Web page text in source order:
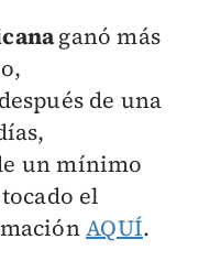
ganó más
de una
un mínimo
el
AQUÍ.